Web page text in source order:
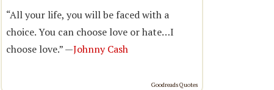
“All your life, you will be faced with a
choice. You can choose love or hate…I
choose love.” —Johnny Cash
Goodreads Quotes